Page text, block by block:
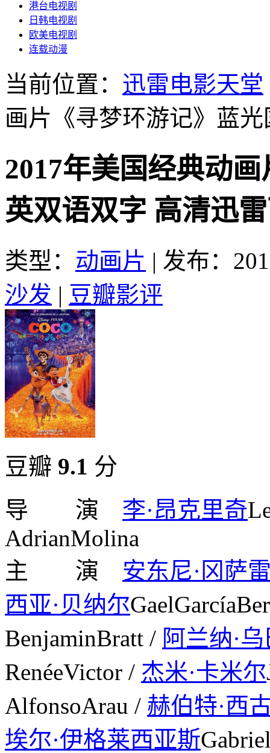
港台电视剧
日韩电视剧
欧美电视剧
连载动漫
当前位置： 迅雷电影天堂
画片《寻梦环游记》蓝
2017年美国经典动
英双语双字 高清迅
类型： 动画片 | 发布：
沙发 | 豆瓣影评
豆瓣 9.1 分
导 演 李·昂克里奇
AdrianMolina
主 演 安东尼·冈萨
西亚·贝纳尔
BenjaminBratt / 阿兰纳·
RenéeVictor / 杰米·卡米尔
AlfonsoArau / 赫伯特·西
埃尔·伊格莱西亚斯